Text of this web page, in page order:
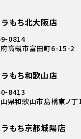
もち北大阪店
0814
高槻市富田町6-15-2
もち和歌山店
8413
県和歌山市島橋東ノ丁
もち京都城陽店